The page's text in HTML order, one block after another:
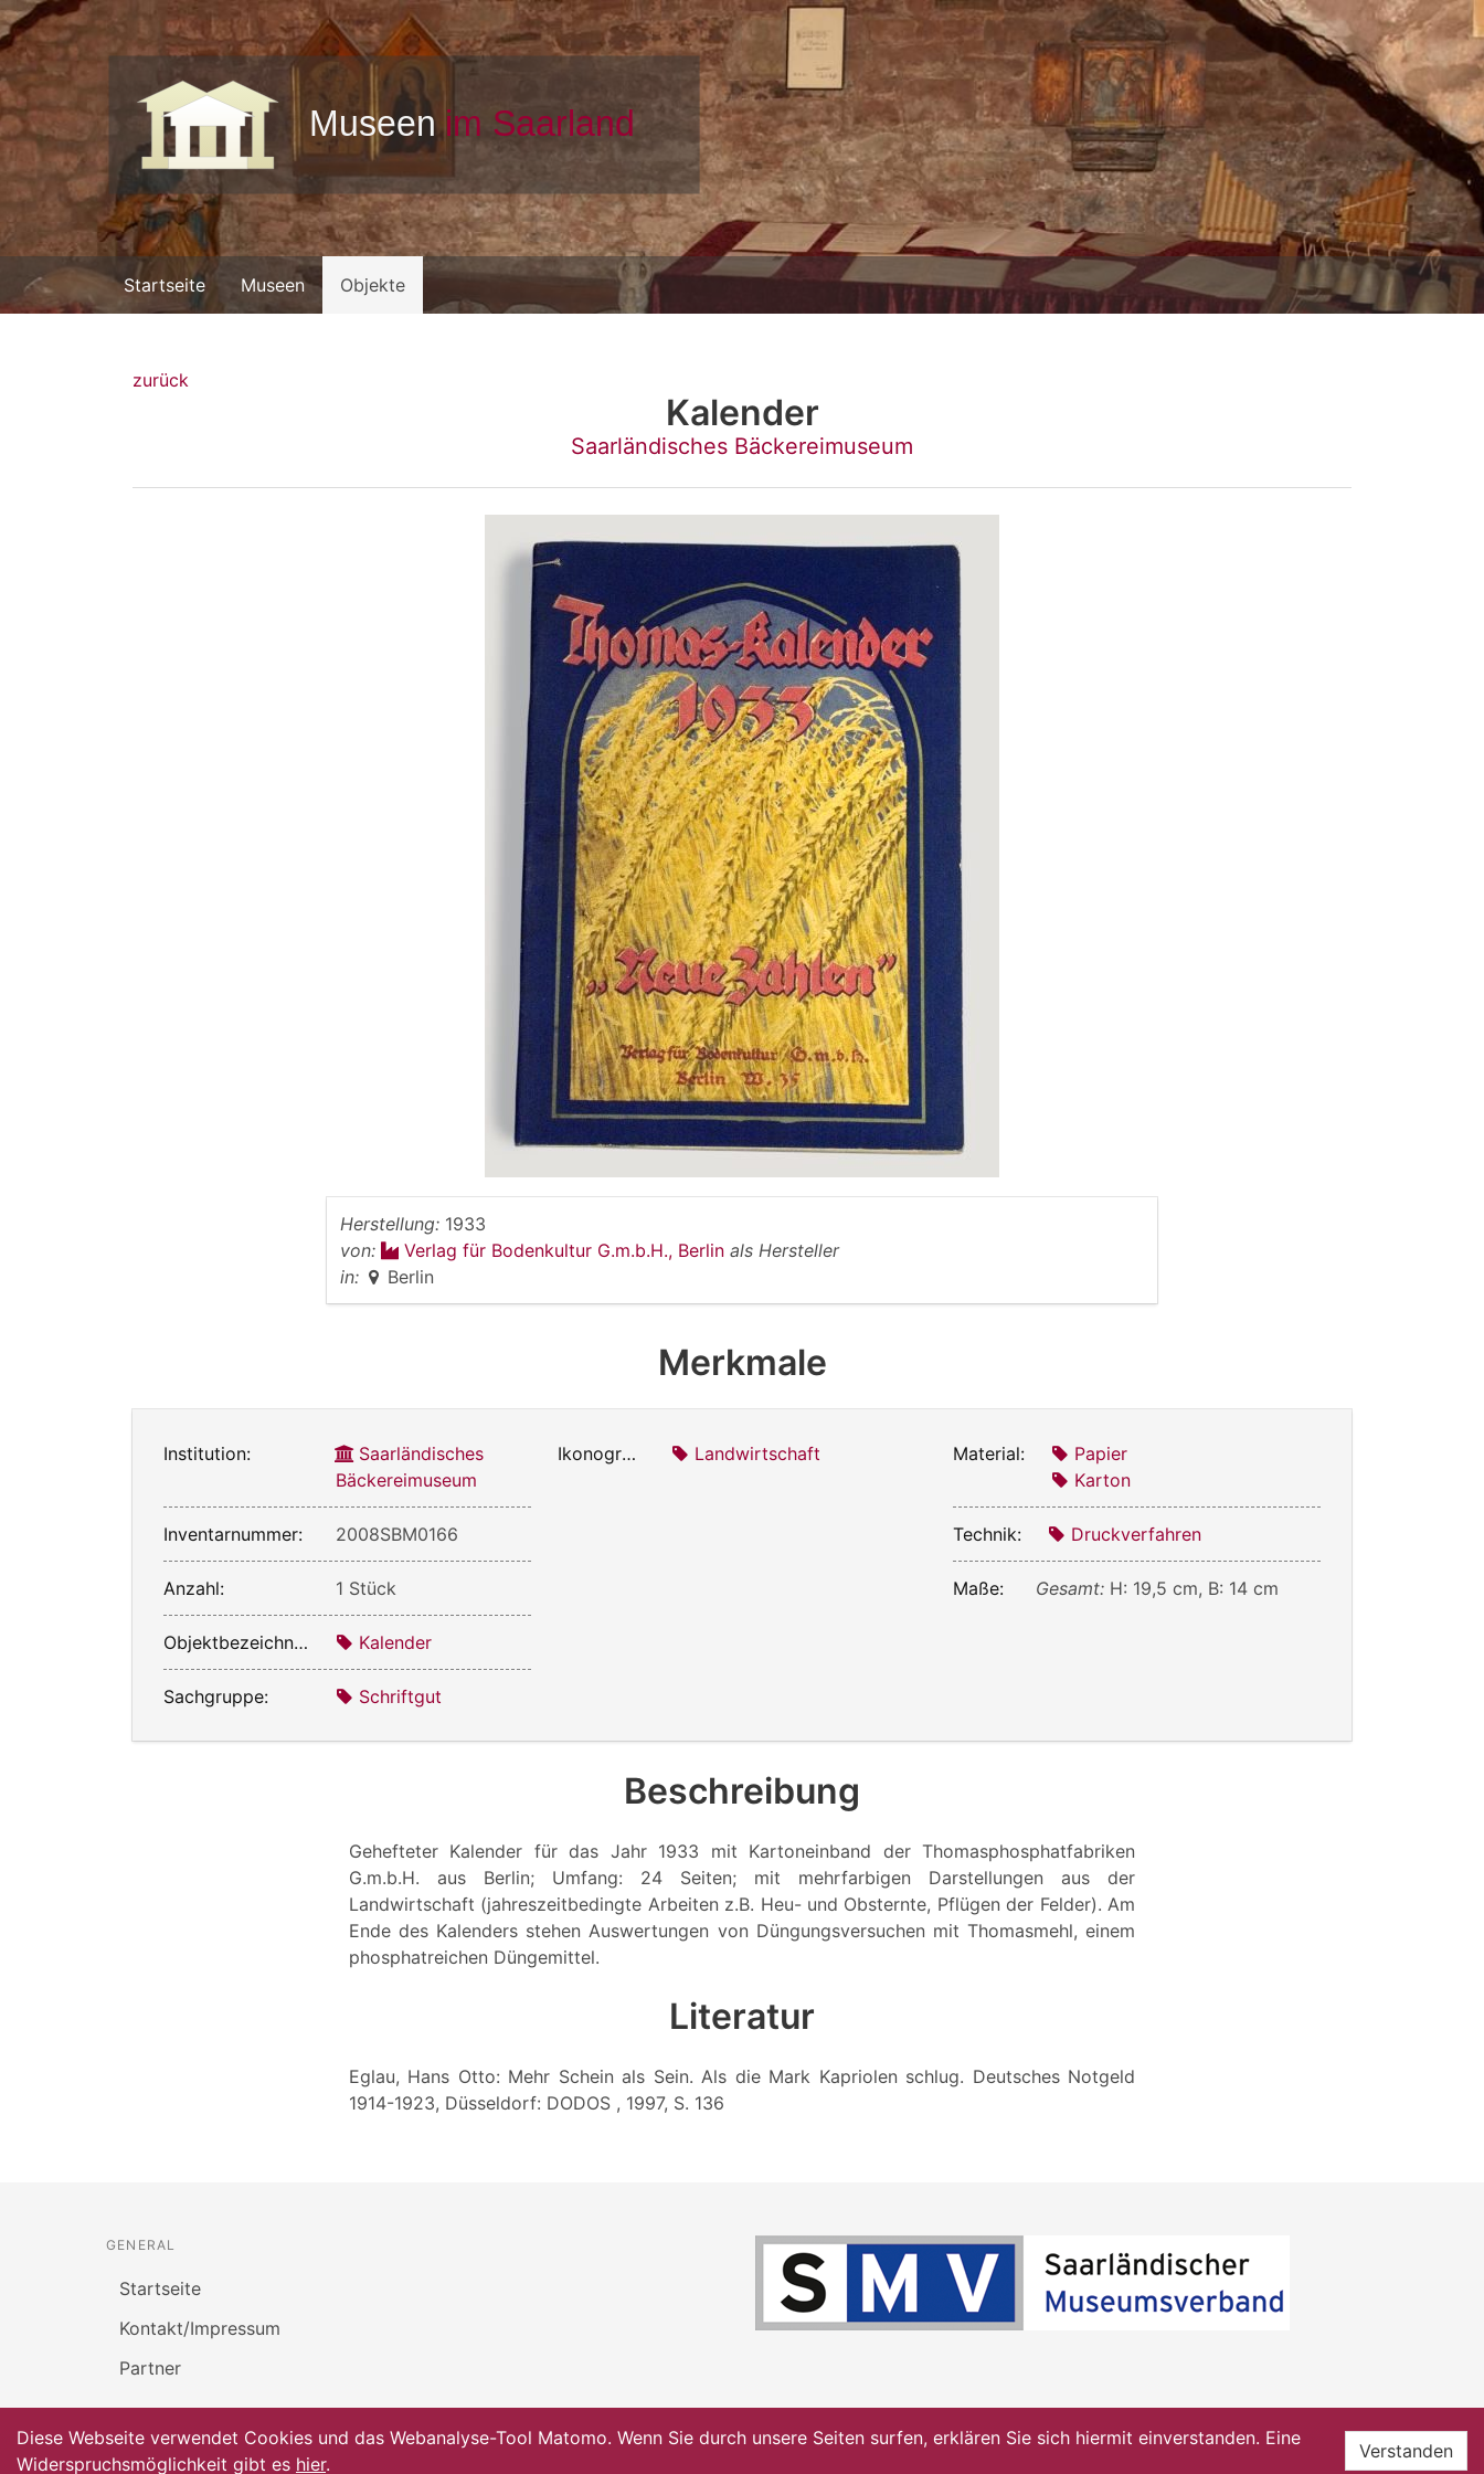
Startseite Museen Objekte
zurück
Kalender
Saarländisches Bäckereimuseum
Herstellung: 1933
von:
Verlag für Bodenkultur G.m.b.H., Berlin als Hersteller
in:
Berlin
Merkmale
Institution:
Saarländisches
Bäckereimuseum
Inventarnummer: 2008SBM0166
Anzahl: 1 Stück
Objektbezeichnung: Kalender
Sachgruppe: Schriftgut
Ikonografie: Landwirtschaft Material:
Papier
Karton
Technik: Druckverfahren
Maße: Gesamt: H: 19,5 cm, B: 14 cm
Beschreibung
Gehefteter Kalender für das Jahr 1933 mit Kartoneinband der Thomasphosphatfabriken
G.m.b.H. aus Berlin; Umfang: 24 Seiten; mit mehrfarbigen Darstellungen aus der
Landwirtschaft (jahreszeitbedingte Arbeiten z.B. Heu- und Obsternte, Pflügen der Felder). Am
Ende des Kalenders stehen Auswertungen von Düngungsversuchen mit Thomasmehl, einem
phosphatreichen Düngemittel.
Literatur
Eglau, Hans Otto: Mehr Schein als Sein. Als die Mark Kapriolen schlug. Deutsches Notgeld
1914-1923, Düsseldorf: DODOS , 1997, S. 136
GENERAL
Startseite
Kontakt/Impressum
Partner
Diese Webseite verwendet Cookies und das Webanalyse-Tool Matomo. Wenn Sie durch unsere Seiten surfen, erklären Sie sich hiermit einverstanden. Eine
Widerspruchsmöglichkeit gibt es hier.
Verstanden